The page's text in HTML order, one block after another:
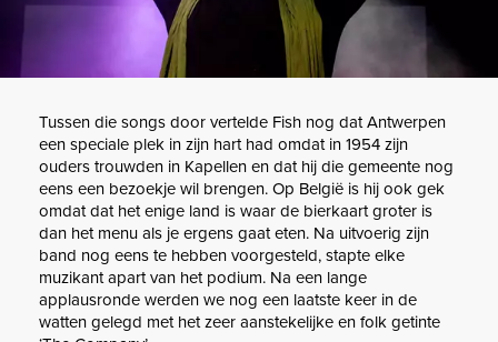
Tussen die songs door vertelde Fish nog dat Antwerpen
een speciale plek in zijn hart had omdat in 1954 zijn
ouders trouwden in Kapellen en dat hij die gemeente nog
eens een bezoekje wil brengen. Op België is hij ook gek
omdat dat het enige land is waar de bierkaart groter is
dan het menu als je ergens gaat eten. Na uitvoerig zijn
band nog eens te hebben voorgesteld, stapte elke
muzikant apart van het podium. Na een lange
applausronde werden we nog een laatste keer in de
watten gelegd met het zeer aanstekelijke en folk getinte